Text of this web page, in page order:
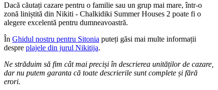
Dacă căutați cazare pentru o familie sau un grup mai mare, într-o
zonă liniștită din Nikiti - Chalkidiki Summer Houses 2 poate fi o
alegere excelentă pentru dumneavoastră.
În Ghidul nostru pentru Sitonia puteți găsi mai multe informații
despre plajele din jurul Nikitija.
Ne străduim să fim cât mai preciși în descrierea unităților de cazare,
dar nu putem garanta că toate descrierile sunt complete și fără
erori.